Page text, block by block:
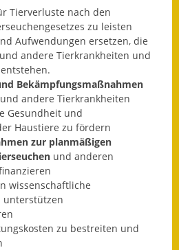
Wagner-Werkstatt
Informationsbroschüre
Lärmaktionsplan
Leichte Sprache
Infos in Leichter Sprache
Mitteilungsblatt
Nachhaltigkeitsbericht
Tierverluste nach den
zu leisten
Aufwendungen ersetzen, die
andere Tierkrankheiten und
Bekämpfungsmaßnahmen
andere Tierkrankheiten
Gesundheit und
Haustiere zu fördern
zur planmäßigen
und anderen
wissenschaftliche
unterstützen
zu bestreiten und